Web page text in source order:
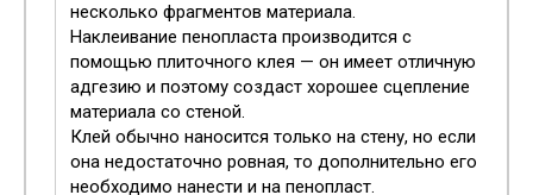
несколько фрагментов материала.
Наклеивание пенопласта производится с
помощью плиточного клея — он имеет отличную
адгезию и поэтому создаст хорошее сцепление
материала со стеной.
Клей обычно наносится только на стену, но если
она недостаточно ровная, то дополнительно его
необходимо нанести и на пенопласт.